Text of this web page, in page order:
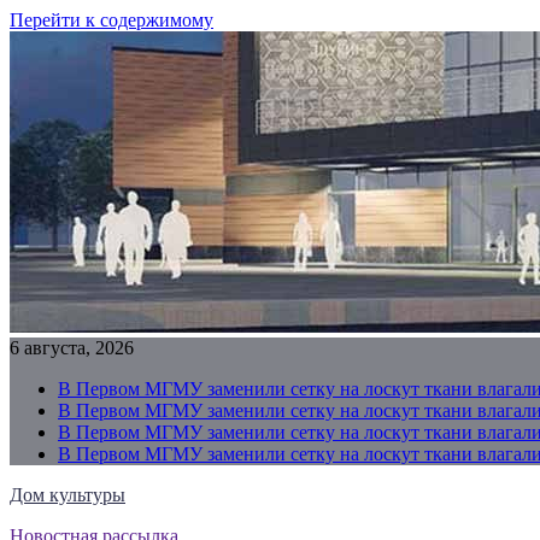
Перейти к содержимому
6 августа, 2026
В Первом МГМУ заменили сетку на лоскут ткани
В Первом МГМУ заменили сетку на лоскут ткани
В Первом МГМУ заменили сетку на лоскут ткани
В Первом МГМУ заменили сетку на лоскут ткани
Дом культуры
Новостная рассылка